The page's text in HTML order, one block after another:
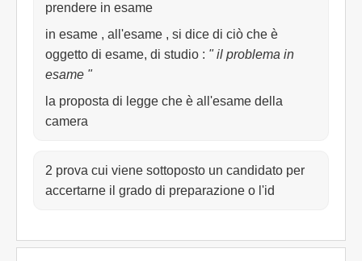
prendere in esame
in esame , all'esame , si dice di ciò che è
oggetto di esame, di studio : " il problema in
esame "
la proposta di legge che è all'esame della
camera
2 prova cui viene sottoposto un candidato per
accertarne il grado di preparazione o l'id